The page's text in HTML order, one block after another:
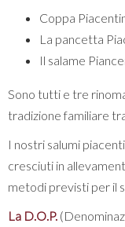
Coppa
La pancetta
Il salame
Sono tutti e tre
tradizione familiare
I nostri salumi
cresciuti in
metodi previsti per il
La D.O.P.